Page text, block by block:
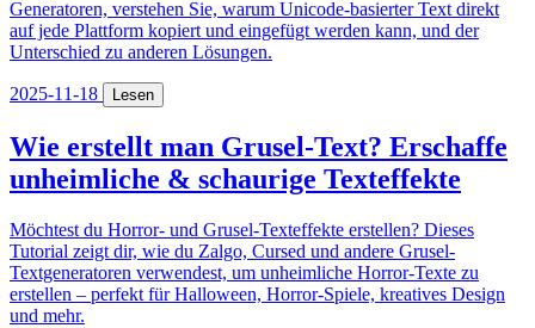
Generatoren, verstehen Sie, warum Unicode-basierter Text direkt
auf jede Plattform kopiert und eingefügt werden kann, und der
Unterschied zu anderen Lösungen.
2025-11-18 Lesen
Wie erstellt man Grusel-Text? Erschaffe
unheimliche & schaurige Texteffekte
Möchtest du Horror- und Grusel-Texteffekte erstellen? Dieses
Tutorial zeigt dir, wie du Zalgo, Cursed und andere Grusel-
Textgeneratoren verwendest, um unheimliche Horror-Texte zu
erstellen – perfekt für Halloween, Horror-Spiele, kreatives Design
und mehr.